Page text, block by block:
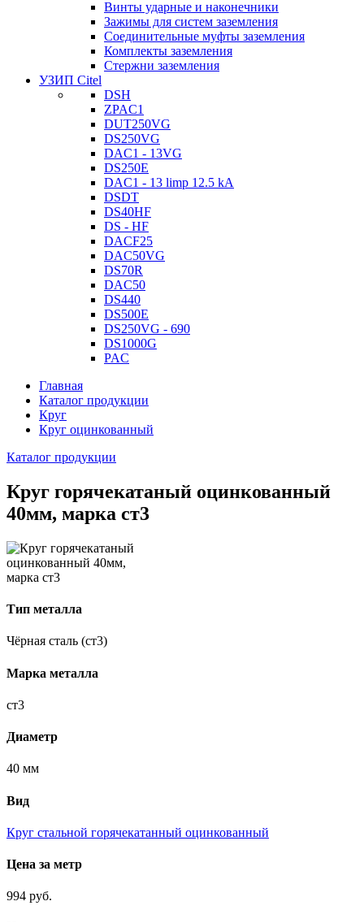
Винты ударные и наконечники
Зажимы для систем заземления
Соединительные муфты заземления
Комплекты заземления
Стержни заземления
УЗИП Citel
DSH
ZPAC1
DUT250VG
DS250VG
DAC1 - 13VG
DS250E
DAC1 - 13 limp 12.5 kA
DSDT
DS40HF
DS - HF
DACF25
DAC50VG
DS70R
DAC50
DS440
DS500E
DS250VG - 690
DS1000G
PAC
Главная
Каталог продукции
Круг
Круг оцинкованный
Каталог продукции
Круг горячекатаный оцинкованный
40мм, марка ст3
Тип металла
Чёрная сталь (ст3)
Марка металла
ст3
Диаметр
40 мм
Вид
Круг стальной горячекатанный оцинкованный
Цена за метр
994 руб.